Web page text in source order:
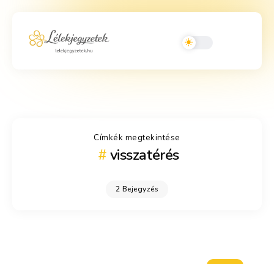
Címkék megtekintése
visszatérés
2 Bejegyzés